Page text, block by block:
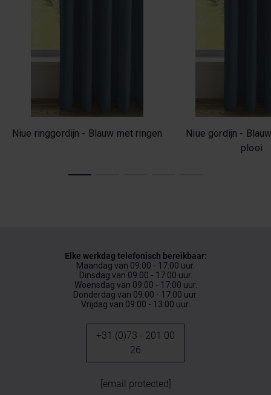
Niue ringgordijn - Blauw met ringen
Niue gordijn -
plooi
Elke werkdag telefonisch bereikbaar:
Maandag van 09:00 - 17:00 uur.
Dinsdag van 09:00 - 17:00 uur.
Woensdag van 09:00 - 17:00 uur.
Donderdag van 09:00 - 17:00 uur.
Vrijdag van 09:00 - 13:00 uur.
+31 (0)73 - 201 00
26
[email protected]